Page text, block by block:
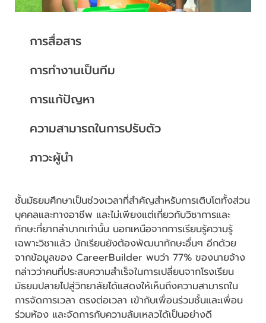
การสื่อสาร
การทำงานเป็นทีม
การแก้ปัญหา
ความสามารถในการปรับตัว
ภาวะผู้นำ
ชั้นมัธยมศึกษาเป็นช่วงเวลาที่สำคัญสำหรับการเติบโตทั้งส่วน
บุคคลและทางอาชีพ และไม่เพียงแต่เกี่ยวกับวิชาการและ
ทักษะที่ยากลำบากเท่านั้น นอกเหนือจากการเรียนรู้ความรู้
เฉพาะวิชาแล้ว นักเรียนยังต้องพัฒนาทักษะอื่นๆ อีกด้วย
จากข้อมูลของ CareerBuilder พบว่า 77% ของนายจ้าง
กล่าวว่าคนที่ประสบความสำเร็จในการเปลี่ยนจากโรงเรียน
มัธยมปลายไปสู่วิทยาลัยได้แสดงให้เห็นถึงความสามารถใน
การจัดการเวลา ตรงต่อเวลา เข้ากับเพื่อนร่วมชั้นและเพื่อน
ร่วมห้อง และจัดการกับความล้มเหลวได้เป็นอย่างดี